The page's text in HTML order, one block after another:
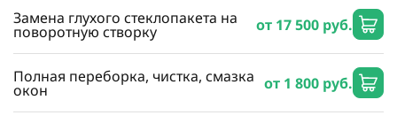
Замена глухого стеклопакета на
поворотную створку от 17 500 руб.
Полная переборка, чистка, смазка
окон от 1 800 руб.